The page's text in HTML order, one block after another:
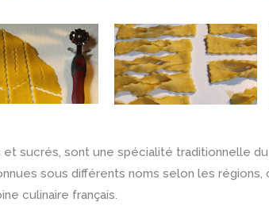
sucrés, sont une spécialité traditionnelle
sous différents noms selon les
culinaire français.